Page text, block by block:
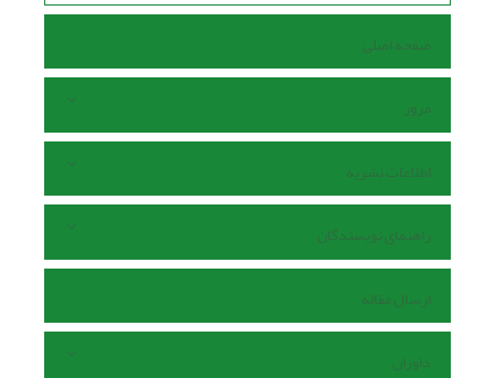
صفحه اصلی
مرور
اطلاعات نشریه
راهنمای نویسندگان
ارسال مقاله
داوران